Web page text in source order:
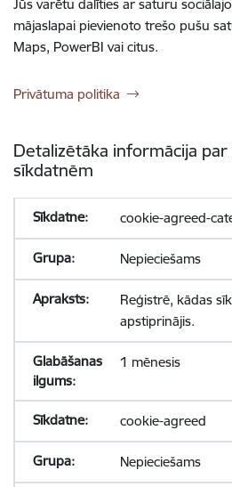
Jūs varētu dalīties ar saturu
mājaslapai pievienoto trešo pušu
Maps, PowerBI vai citus.
Privātuma politika
Detalizētāka informācija
sīkdatnēm
cookie-agreed-
Nepieciešams
Reģistrē, kādas
apstiprinājis.
1 mēnesis
cookie-agreed
Nepieciešams